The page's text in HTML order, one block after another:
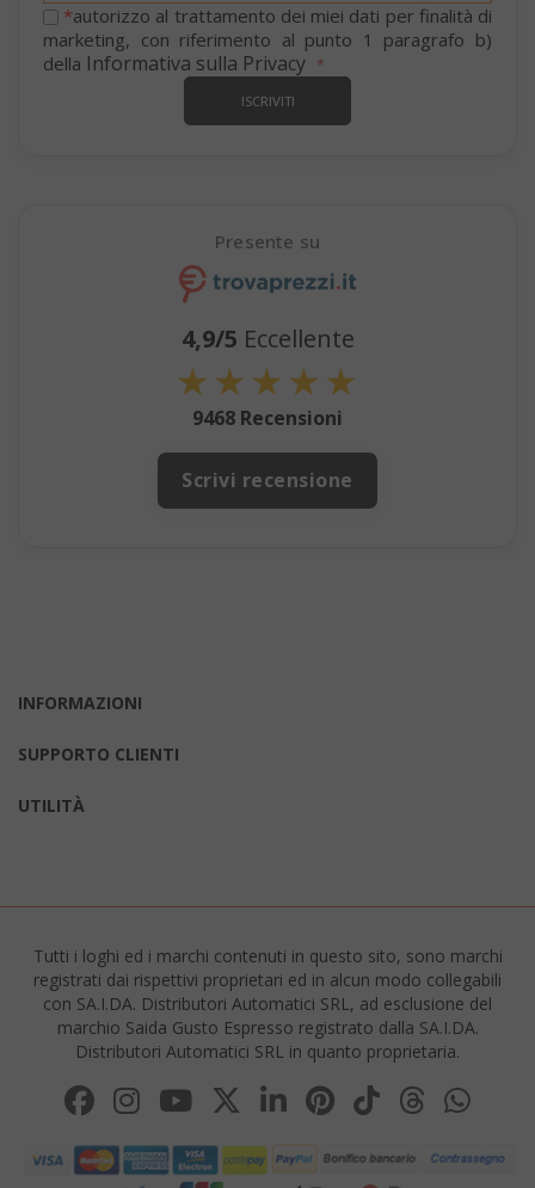
nostra
newsletter:
*autorizzo al trattamento dei miei dati per finalità di
marketing, con riferimento al punto 1 paragrafo b)
della Informativa sulla Privacy
ISCRIVITI
Presente su
4,9/5 Eccellente
★★★★★
9468 Recensioni
Scrivi recensione
INFORMAZIONI
SUPPORTO CLIENTI
UTILITÀ
Tutti i loghi ed i marchi contenuti in questo sito, sono marchi
registrati dai rispettivi proprietari ed in alcun modo collegabili
con SA.I.DA. Distributori Automatici SRL, ad esclusione del
marchio Saida Gusto Espresso registrato dalla SA.I.DA.
Distributori Automatici SRL in quanto proprietaria.
mage-cache-sessid Adobe Inc.
mage-cache-storage
recently_compared_product
recently_viewed_product_previous Adobe Inc.